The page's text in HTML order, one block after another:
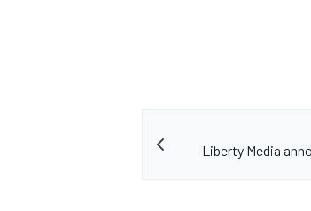
Liberty Media